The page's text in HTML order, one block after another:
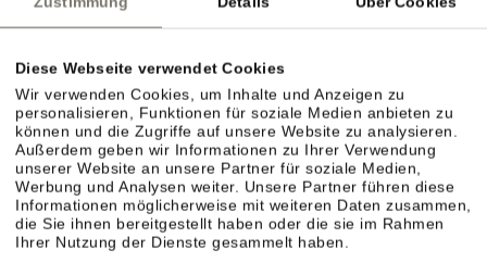
Diese Webseite verwendet Cookies
Wir verwenden Cookies, um Inhalte und Anzeigen zu
personalisieren, Funktionen für soziale Medien anbieten zu
können und die Zugriffe auf unsere Website zu analysieren.
Außerdem geben wir Informationen zu Ihrer Verwendung
unserer Website an unsere Partner für soziale Medien,
Werbung und Analysen weiter. Unsere Partner führen diese
Informationen möglicherweise mit weiteren Daten zusammen,
die Sie ihnen bereitgestellt haben oder die sie im Rahmen
Ihrer Nutzung der Dienste gesammelt haben.
Rosi besitzt einen ausgeprägten Sinn für Ästhetik.
ins Hotel und schafft stilvolle Dekorationen, auf
die uns die Gäste oft ansprechen.
Die Gastfreundschaft haben Rosi und Christine an
Anna weitergegeben. Sie betreut unsere Gäste mit
Freude, Geduld und Charme – auch in hektischen
Momenten.